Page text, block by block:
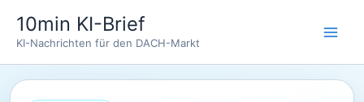
Inhalt
springen
10min KI-Brief
KI-Nachrichten für den DACH-Markt